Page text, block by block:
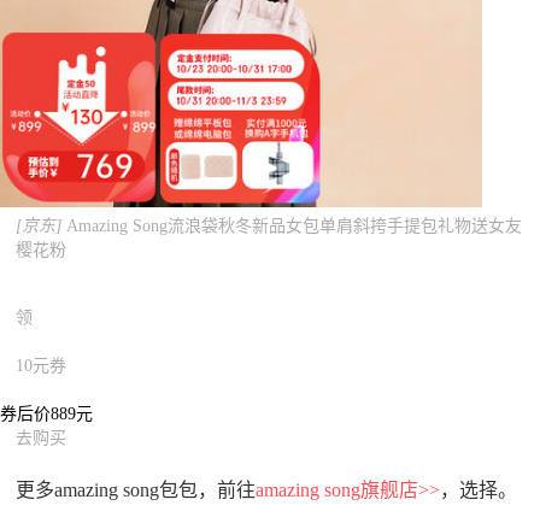
[京东] Amazing Song流浪袋秋冬新品女包单肩斜挎手提包礼物送女友
樱花粉
领
10元券
券后价889元
去购买
更多amazing song包包，前往amazing song旗舰店>>，选择。